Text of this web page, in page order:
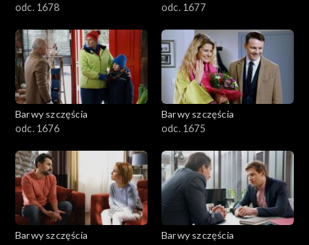
odc. 1678
odc. 1677
Barwy szczęścia
odc. 1676
Barwy szczęścia
odc. 1675
Barwy szczęścia
Barwy szczęścia